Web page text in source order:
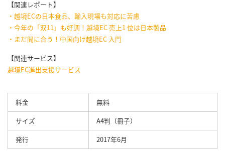
【関連レポート】
・越境ECの日本食品、輸入現場も対応に苦慮
・今年の「双11」も好調！越境EC 売上1 位は日本製品
・まだ間に合う！中国向け越境EC 入門
【関連サービス】
越境EC進出支援サービス
料金
無料
サイズ
A4判（冊子）
発行
2017年6月